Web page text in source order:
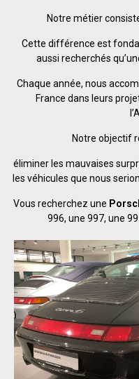
Notre métier
Cette différence est
aussi recherchés
Chaque année, nous
France dans leurs
Notre objectif
éliminer les mauvaises
les véhicules que nous
Vous recherchez une
996, une 997, une